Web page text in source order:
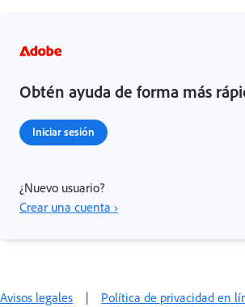
Obtén ayuda de forma más
Iniciar sesión
¿Nuevo usuario?
Crear una cuenta ›
Avisos legales | Política de privacidad en